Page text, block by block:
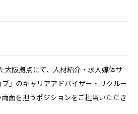
大阪拠点にて、人材紹介・求人媒体サ
」のキャリアアドバイザー・リクルー
面を担うポジションをご担当いただき